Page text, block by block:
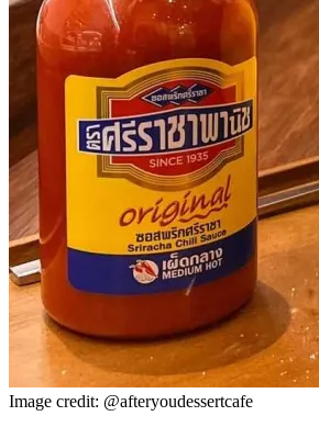
Image credit: @afteryoudessertcafe